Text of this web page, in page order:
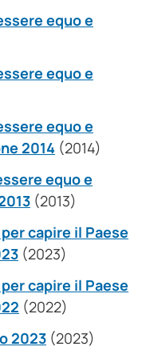
equo e
equo e
equo e
2014 (2014)
equo e
(2013)
capire il Paese
(2023)
capire il Paese
(2022)
2023 (2023)